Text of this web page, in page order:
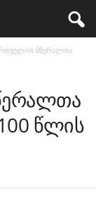
მწერალთა
წლის